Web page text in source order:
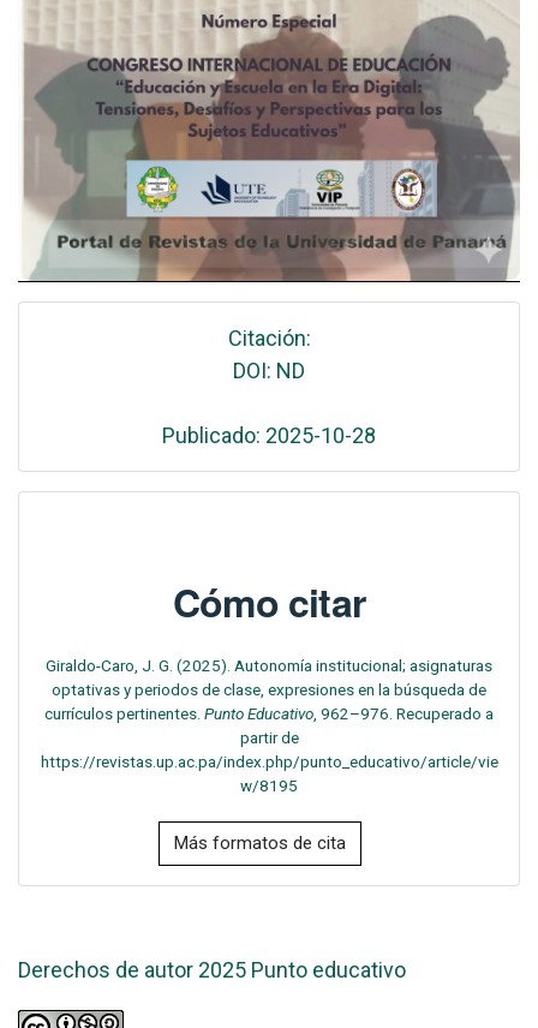
Citación:
DOI: ND
Publicado: 2025-10-28
Cómo citar
Giraldo-Caro, J. G. (2025). Autonomía institucional; asignaturas
optativas y periodos de clase, expresiones en la búsqueda de
currículos pertinentes. Punto Educativo , 962–976. Recuperado a
partir de
https://revistas.up.ac.pa/index.php/punto_educativo/article/vie
w/8195
Más formatos de cita
Derechos de autor 2025 Punto educativo